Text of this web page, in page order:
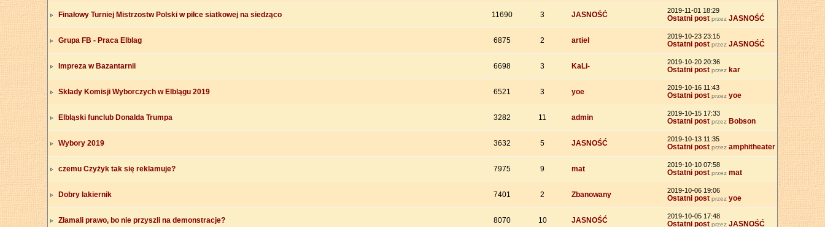
Finałowy Turniej Mistrzostw Polski w piłce siatkowej na siedząco 11690 3 JASNOŚĆ 2019-11-01 18:29
Ostatni post przez JASNOŚĆ
Grupa FB - Praca Elblag 6875 2 artiel 2019-10-23 23:15
Ostatni post przez JASNOŚĆ
Impreza w Bazantarnii 6698 3 KaLi- 2019-10-20 20:36
Ostatni post przez kar
Składy Komisji Wyborczych w Elblągu 2019 6521 3 yoe 2019-10-16 11:43
Ostatni post przez yoe
Elbląski funclub Donalda Trumpa 3282 11 admin 2019-10-15 17:33
Ostatni post przez Bobson
Wybory 2019 3632 5 JASNOŚĆ 2019-10-13 11:35
Ostatni post przez amphitheater
czemu Czyżyk tak się reklamuje? 7975 9 mat 2019-10-10 07:58
Ostatni post przez mat
Dobry lakiernik 7401 2 Zbanowany 2019-10-06 19:06
Ostatni post przez yoe
Złamali prawo, bo nie przyszli na demonstracje? 8070 10 JASNOŚĆ 2019-10-05 17:48
Ostatni post przez JASNOŚĆ